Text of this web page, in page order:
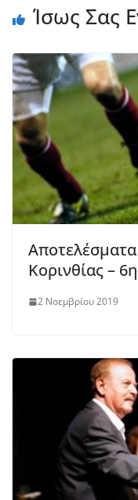
Ίσως Σας
Κορινθίας –
2 Νοεμβρίου 2019